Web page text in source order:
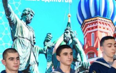
ГОДОМ
В ЯКУТИИ